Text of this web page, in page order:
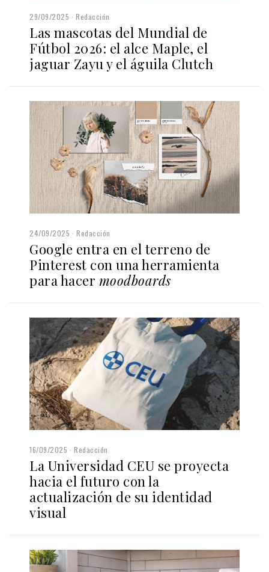
29/09/2025 Redacción
Las mascotas del Mundial de
Fútbol 2026: el alce Maple, el
jaguar Zayu y el águila Clutch
24/09/2025 Redacción
Google entra en el terreno de
Pinterest con una herramienta
para hacer moodboards
16/09/2025 Redacción
La Universidad CEU se proyecta
hacia el futuro con la
actualización de su identidad
visual